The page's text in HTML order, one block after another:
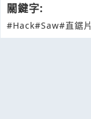
關鍵字:
#Hack#Saw#直鋸片